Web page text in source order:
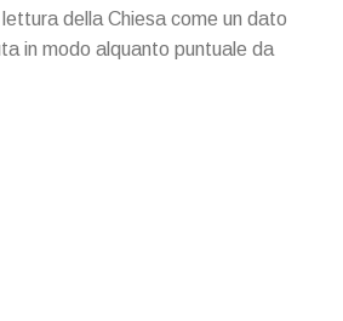
della Chiesa come un dato
in modo alquanto puntuale da